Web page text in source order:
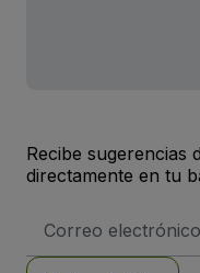
Recibe sugerencias
directamente en tu
de